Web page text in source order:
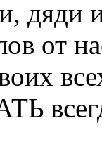
дяди
от